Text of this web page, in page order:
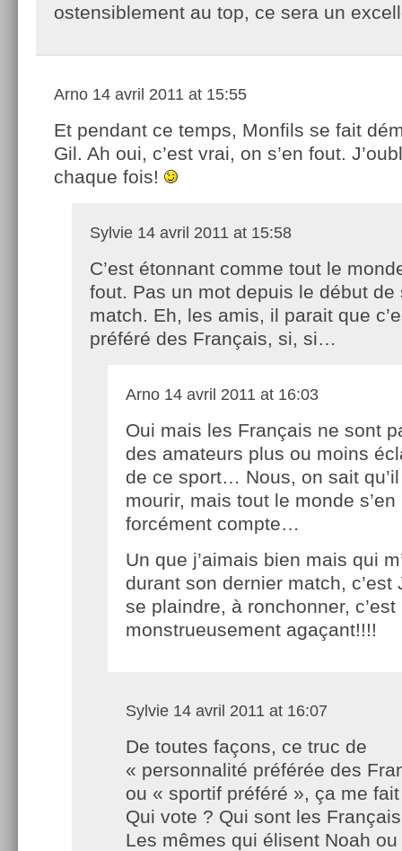
ostensiblement au top, ce sera un
Arno 14 avril 2011 at 15:55
Et pendant ce temps, Monfils se fait
Gil. Ah oui, c’est vrai, on s’en fout.
chaque fois!
Sylvie 14 avril 2011 at 15:58
C’est étonnant comme tout le
fout. Pas un mot depuis le début de
match. Eh, les amis, il parait que
préféré des Français, si, si…
Arno 14 avril 2011 at 16:03
Oui mais les Français ne sont
des amateurs plus ou moins
de ce sport… Nous, on sait
mourir, mais tout le monde
forcément compte…
Un que j’aimais bien mais qui
durant son dernier match, c’est
se plaindre, à ronchonner, c’est
monstrueusement agaçant!!!!
Sylvie 14 avril 2011 at 16:07
De toutes façons, ce truc de
« personnalité préférée des
ou « sportif préféré », ça me
Qui vote ? Qui sont les
Les mêmes qui élisent Noah